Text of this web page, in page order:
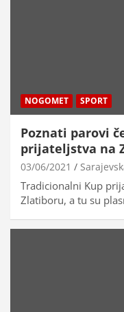
NOGOMET SPORT
Poznati parovi
prijateljstva na
03/06/2021
Tradicionalni Kup
Zlatiboru, a tu su